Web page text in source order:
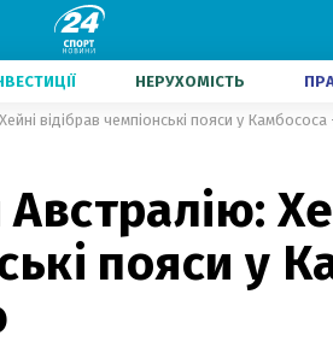
НЕРУХОМІСТЬ
відібрав чемпіонські пояси у
пояси у